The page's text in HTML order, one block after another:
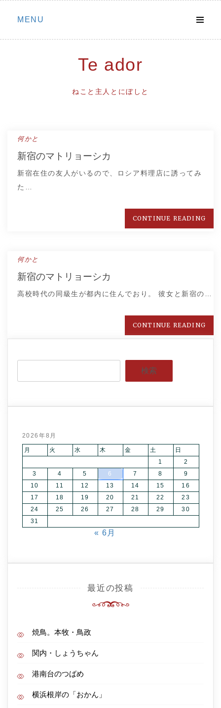
Skip
MENU
Te ador
ねこと主人とにぼしと
何かと
新宿のマトリョーシカ
新宿在住の友人がいるので、ロシア料理店に誘ってみ
た…
CONTINUE READING
何かと
新宿のマトリョーシカ
高校時代の同級生が都内に住んでおり。 彼女と新宿の…
CONTINUE READING
検索
2026年8月
月 火 水 木 金 土
日
1
2
3
4 5 6 7 8
9
10
11 12 13 14 15
16
17
18 19 20 21 22
23
24
25 26 27 28 29
30
31
« 6月
最近の投稿
焼鳥。本牧・鳥政
関内・しょうちゃん
港南台のつばめ
横浜根岸の「おかん」